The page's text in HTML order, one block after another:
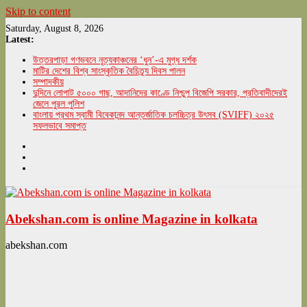
Skip to content
Saturday, August 8, 2026
Latest:
উত্তরপাড়া গণভবনে নৃত্যকাঞ্চনের ‘ধুন’-এ মুগ্ধ দর্শক
মাটির দেশের বিশ্ব সাংস্কৃতিক বৈচিত্র্য দিবস পালন
সম্পাদকীয়
দুদিনে লোপাট ৫০০০ গাছ, আদানিদের কাণ্ডে নিশ্চুপ বিজেপি সরকার, প্রতিবাদীদেরই
জেলে পুরল পুলিশ
বাংলায় প্রথম স্বামী বিবেকানন্দ আন্তর্জাতিক চলচ্চিত্র উৎসব (SVIFF) ২০২৫
সফলভাবে সমাপ্ত
Abekshan.com is online Magazine in kolkata
abekshan.com